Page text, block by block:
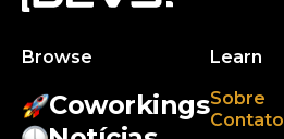
Browse
Coworkings
Learn
Sobre
Contato